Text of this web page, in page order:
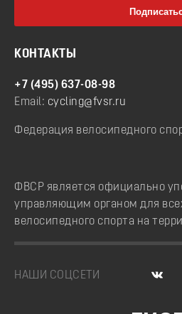
КОНТАКТЫ
+7 (495) 637-08-98
Email: cycling@fvsr.ru
Федерация велосипедного
ФВСР является официально
управляющим органом для
велосипедного спорта на
НАШИ СОЦСЕТИ